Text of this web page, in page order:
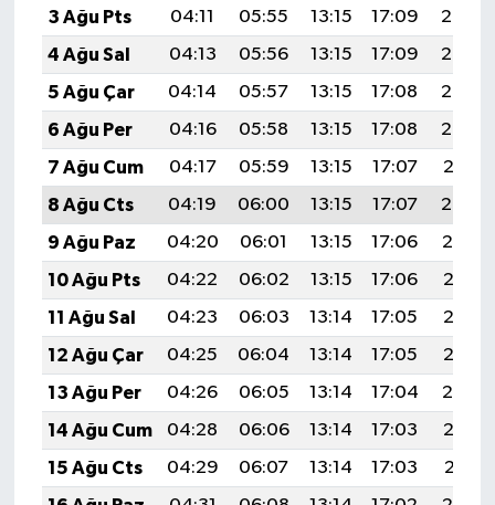
3 Ağu Pts 04:11 05:55 13:15 17:09
20:26
4 Ağu Sal
04:13 05:56 13:15 17:09
20:25
5 Ağu Çar
04:14 05:57 13:15 17:08
20:24
6 Ağu Per
04:16 05:58 13:15 17:08
20:23
7 Ağu Cum
04:17 05:59 13:15 17:07
20:21
8 Ağu Cts
04:19 06:00 13:15 17:07
20:20
9 Ağu Paz
04:20 06:01 13:15 17:06
20:19
10 Ağu Pts
04:22 06:02 13:15 17:06
20:18
11 Ağu Sal
04:23 06:03 13:14 17:05
20:16
12 Ağu Çar
04:25 06:04 13:14 17:05
20:15
13 Ağu Per
04:26 06:05 13:14 17:04
20:14
14 Ağu Cum
04:28 06:06 13:14 17:03
20:12
15 Ağu Cts
04:29 06:07 13:14 17:03
20:11